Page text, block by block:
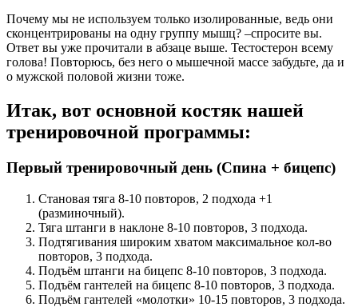
Почему мы не используем только изолированные, ведь они
сконцентрированы на одну группу мышц? –спросите вы.
Ответ вы уже прочитали в абзаце выше. Тестостерон всему
голова! Повторюсь, без него о мышечной массе забудьте, да и
о мужской половой жизни тоже.
Итак, вот основной костяк нашей
тренировочной программы:
Первый тренировочный день (Спина + бицепс)
Становая тяга 8-10 повторов, 2 подхода +1
(разминочный).
Тяга штанги в наклоне 8-10 повторов, 3 подхода.
Подтягивания широким хватом максимальное кол-во
повторов, 3 подхода.
Подъём штанги на бицепс 8-10 повторов, 3 подхода.
Подъём гантелей на бицепс 8-10 повторов, 3 подхода.
Подъём гантелей «молотки» 10-15 повторов, 3 подхода.